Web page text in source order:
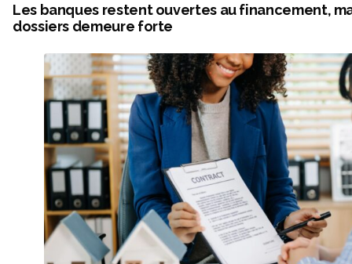
Les banques restent ouvertes au financement,
dossiers demeure forte